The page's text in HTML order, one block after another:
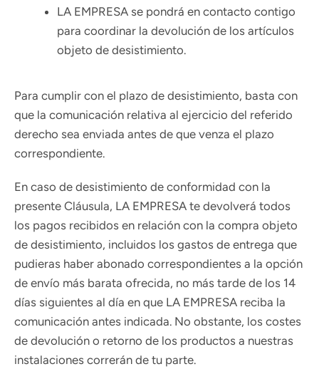
LA EMPRESA se pondrá en contacto contigo
para coordinar la devolución de los artículos
objeto de desistimiento.
Para cumplir con el plazo de desistimiento, basta con
que la comunicación relativa al ejercicio del referido
derecho sea enviada antes de que venza el plazo
correspondiente.
En caso de desistimiento de conformidad con la
presente Cláusula, LA EMPRESA te devolverá todos
los pagos recibidos en relación con la compra objeto
de desistimiento, incluidos los gastos de entrega que
pudieras haber abonado correspondientes a la opción
de envío más barata ofrecida, no más tarde de los 14
días siguientes al día en que LA EMPRESA reciba la
comunicación antes indicada. No obstante, los costes
de devolución o retorno de los productos a nuestras
instalaciones correrán de tu parte.